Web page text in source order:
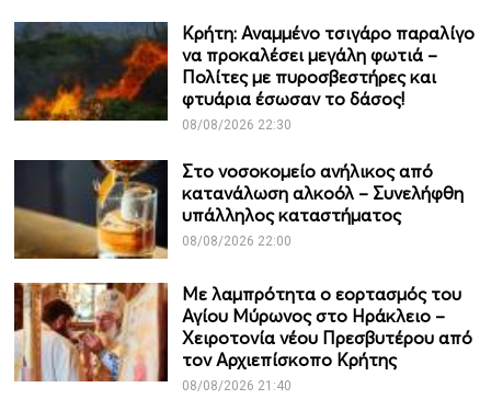
Κρήτη: Αναμμένο τσιγάρο παραλίγο
να προκαλέσει μεγάλη φωτιά –
Πολίτες με πυροσβεστήρες και
φτυάρια έσωσαν το δάσος!
08/08/2026 22:30
Στο νοσοκομείο ανήλικος από
κατανάλωση αλκοόλ – Συνελήφθη
υπάλληλος καταστήματος
08/08/2026 22:00
Με λαμπρότητα ο εορτασμός του
Αγίου Μύρωνος στο Ηράκλειο –
Χειροτονία νέου Πρεσβυτέρου από
τον Αρχιεπίσκοπο Κρήτης
08/08/2026 21:40